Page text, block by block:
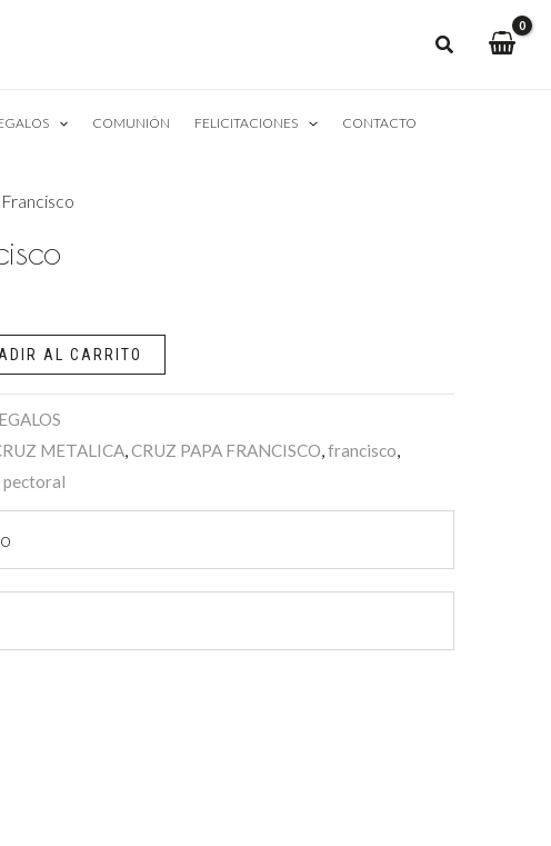
COMUNIÓN FELICITACIONES CONTACTO
AL CARRITO
METALICA,CRUZ PAPA FRANCISCO,francisco,
pectoral